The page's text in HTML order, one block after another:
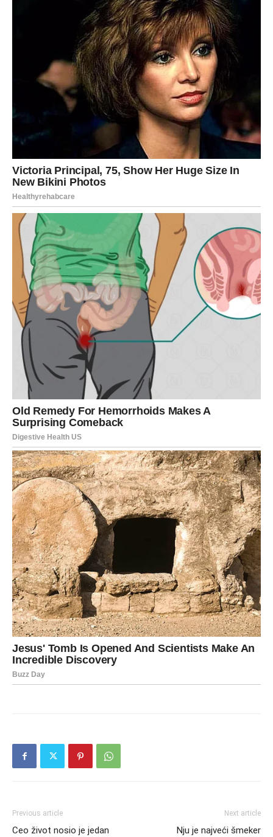
Previous article
Ceo život nosio je jedan
Next article
Nju je najveći šmeker